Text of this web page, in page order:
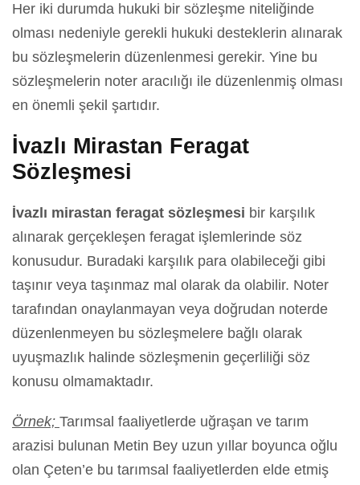
Her iki durumda hukuki bir sözleşme niteliğinde
olması nedeniyle gerekli hukuki desteklerin alınarak
bu sözleşmelerin düzenlenmesi gerekir. Yine bu
sözleşmelerin noter aracılığı ile düzenlenmiş olması
en önemli şekil şartıdır.
İvazlı Mirastan Feragat
Sözleşmesi
İvazlı mirastan feragat sözleşmesi bir karşılık
alınarak gerçekleşen feragat işlemlerinde söz
konusudur. Buradaki karşılık para olabileceği gibi
taşınır veya taşınmaz mal olarak da olabilir. Noter
tarafından onaylanmayan veya doğrudan noterde
düzenlenmeyen bu sözleşmelere bağlı olarak
uyuşmazlık halinde sözleşmenin geçerliliği söz
konusu olmamaktadır.
Örnek; Tarımsal faaliyetlerde uğraşan ve tarım
arazisi bulunan Metin Bey uzun yıllar boyunca oğlu
olan Çeten’e bu tarımsal faaliyetlerden elde etmiş